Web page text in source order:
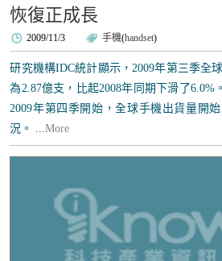
恢復正成長
2009/11/3 手機(handset)
研究機構IDC統計顯示，2009年第三季全
為2.87億支，比起2008年同期下滑了6.0%
2009年第四季開始，全球手機出貨量開
況。 ...More